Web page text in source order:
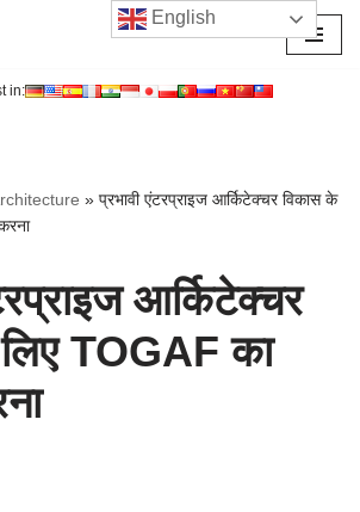
in:
» प्रभावी एंटरप्राइज आर्किटेक्चर विकास के
आर्किटेक्चर
TOGAF का
English